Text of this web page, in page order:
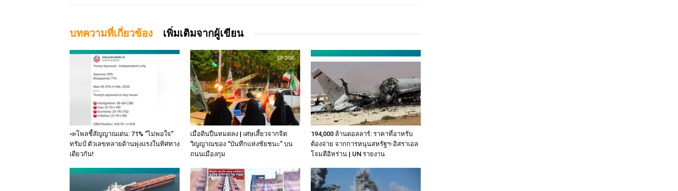
บทความที่เกี่ยวข้อง เพิ่มเติมจากผู้เขียน
📣โพลชี้สัญญาณเด่น: 71% “ไม่พอใจ”
ทรัมป์ ตัวเลขหลายด้านพุ่งแรงในทิศทาง
เดียวกัน!
เมื่อดินปืนหมดลง | เศษเสี้ยวจากจิต
วิญญาณของ “บันทึกแห่งชัยชนะ” บน
ถนนเมืองกุม
194,000 ล้านดอลลาร์: ราคาที่อาหรับ
ต้องจ่าย จากการหนุนสหรัฐฯ‑อิสราเอล
โจมตีอิหร่าน | UN รายงาน